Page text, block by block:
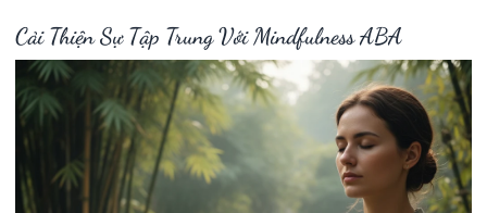
Cải Thiện Sự Tập Trung Với Mindfulness ABA